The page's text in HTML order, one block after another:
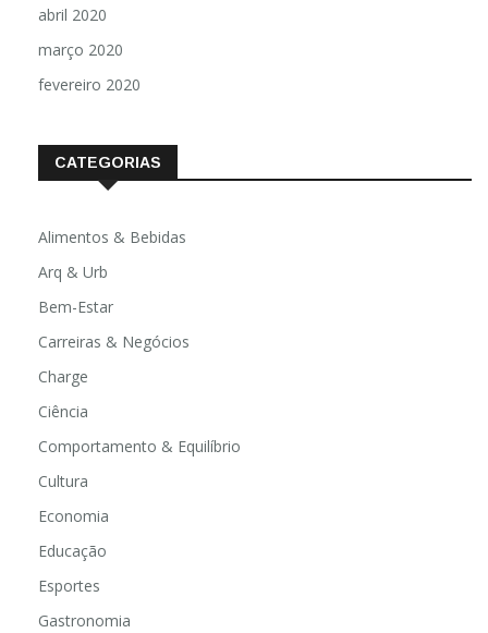
abril 2020
março 2020
fevereiro 2020
CATEGORIAS
Alimentos & Bebidas
Arq & Urb
Bem-Estar
Carreiras & Negócios
Charge
Ciência
Comportamento & Equilíbrio
Cultura
Economia
Educação
Esportes
Gastronomia